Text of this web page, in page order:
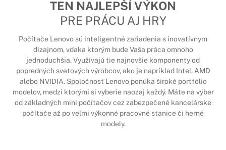
TEN NAJLEPŠÍ VÝKON
PRE PRÁCU AJ HRY
Počítače Lenovo sú inteligentné zariadenia s inovatívnym
dizajnom, vďaka ktorým bude Vaša práca omnoho
jednoduchšia. Využívajú tie najnovšie komponenty od
popredných svetových výrobcov, ako je napríklad Intel, AMD
alebo NVIDIA. Spoločnosť Lenovo ponúka široké portfólio
modelov, medzi ktorými si vyberie naozaj každý. Máte na výber
od základných mini počítačov cez zabezpečené kancelárske
počítače až po veľmi výkonné pracovné stanice či herné
modely.